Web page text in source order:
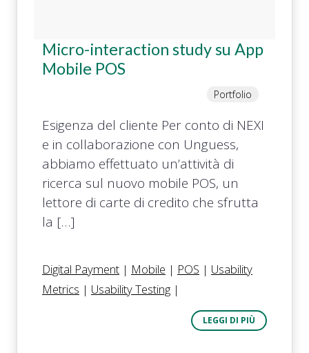
Micro-interaction study su App
Mobile POS
Portfolio
Esigenza del cliente Per conto di NEXI
e in collaborazione con Unguess,
abbiamo effettuato un’attività di
ricerca sul nuovo mobile POS, un
lettore di carte di credito che sfrutta
la […]
Digital Payment | Mobile | POS | Usability
Metrics | Usability Testing |
LEGGI DI PIÙ